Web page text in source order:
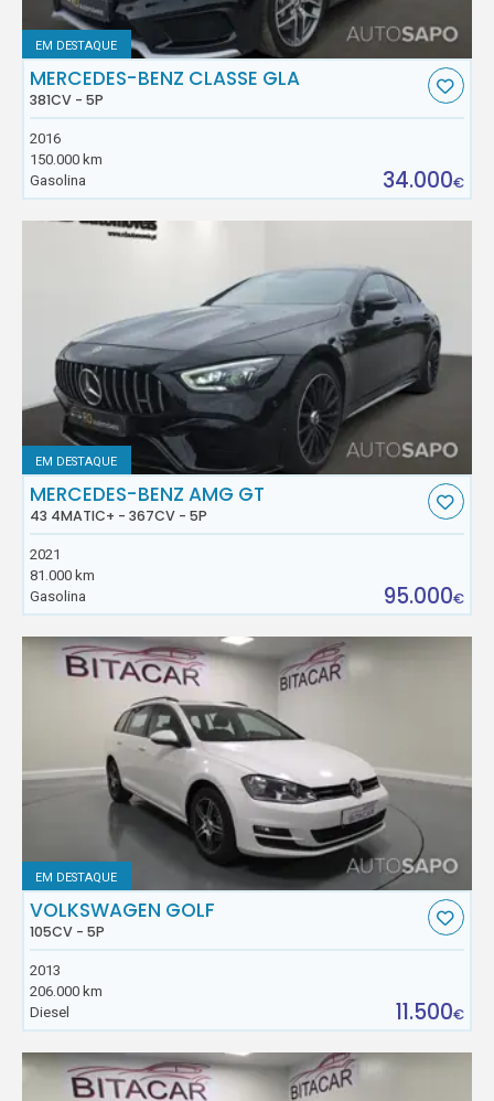
EM DESTAQUE
MERCEDES-BENZ CLASSE GLA
381CV - 5P
2016
150.000 km
Gasolina
34.000€
EM DESTAQUE
MERCEDES-BENZ AMG GT
43 4MATIC+ - 367CV - 5P
2021
81.000 km
Gasolina
95.000€
EM DESTAQUE
VOLKSWAGEN GOLF
105CV - 5P
2013
206.000 km
Diesel
11.500€